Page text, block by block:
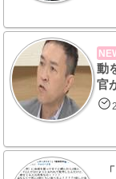
動
官